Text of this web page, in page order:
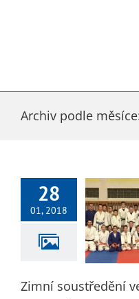
Archiv podle
28
01, 2018
ve
nad Jizerou
Dorostenky
Starší žáci
Zimní soustředění